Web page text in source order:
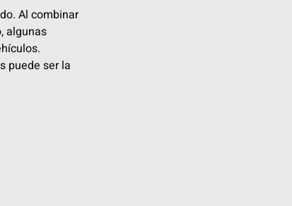
Al combinar
algunas
puede ser la